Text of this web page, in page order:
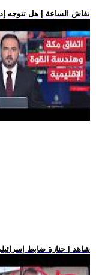
.. نقاش الساعة | هل تتوجه
.. شاهد | جنازة ضابط